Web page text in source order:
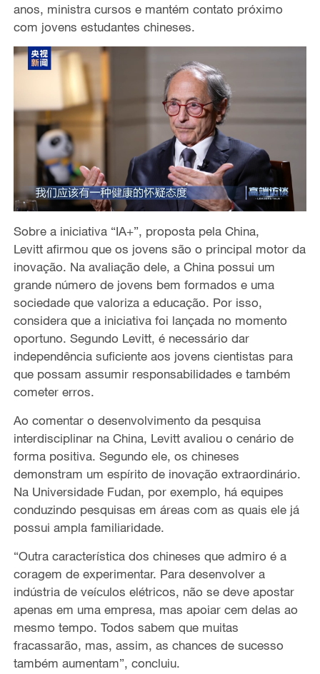
anos, ministra cursos e mantém contato próximo
com jovens estudantes chineses.
Sobre a iniciativa “IA+”, proposta pela China,
Levitt afirmou que os jovens são o principal motor da
inovação. Na avaliação dele, a China possui um
grande número de jovens bem formados e uma
sociedade que valoriza a educação. Por isso,
considera que a iniciativa foi lançada no momento
oportuno. Segundo Levitt, é necessário dar
independência suficiente aos jovens cientistas para
que possam assumir responsabilidades e também
cometer erros.
Ao comentar o desenvolvimento da pesquisa
interdisciplinar na China, Levitt avaliou o cenário de
forma positiva. Segundo ele, os chineses
demonstram um espírito de inovação extraordinário.
Na Universidade Fudan, por exemplo, há equipes
conduzindo pesquisas em áreas com as quais ele já
possui ampla familiaridade.
“Outra característica dos chineses que admiro é a
coragem de experimentar. Para desenvolver a
indústria de veículos elétricos, não se deve apostar
apenas em uma empresa, mas apoiar cem delas ao
mesmo tempo. Todos sabem que muitas
fracassarão, mas, assim, as chances de sucesso
também aumentam”, concluiu.